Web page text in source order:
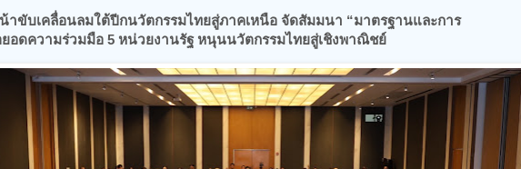
าขับเคลื่อนลมใต้ปีกนวัตกรรมไทยสู่ภาคเหนือ จัดสัมมนา “มาตรฐานและการ
ยอดความร่วมมือ 5 หน่วยงานรัฐ หนุนนวัตกรรมไทยสู่เชิงพาณิชย์